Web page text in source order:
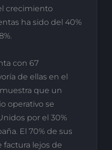
crecimiento
ha sido del 40%
con 67
de ellas en el
que un
operativo se
por el 30%
El 70% de sus
factura lejos de